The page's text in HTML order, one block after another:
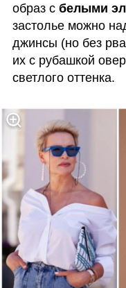
образ с белыми
застолье можно
джинсы (но без
их с рубашкой
светлого оттенка.